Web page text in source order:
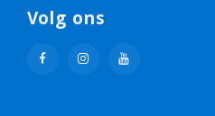
Volg ons